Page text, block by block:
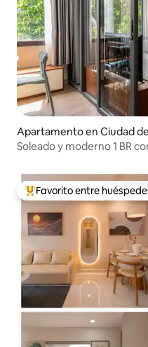
Apartamento en Ciudad
Soleado y moderno 1 BR
Favorito entre huéspedes
Favorito entre